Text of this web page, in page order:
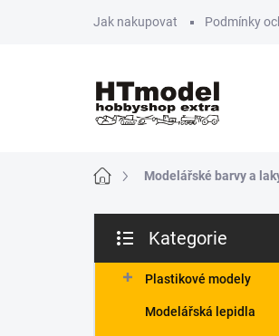
Jak nakupovat Podmínky
Domů Modelářské barvy a
s
kategorie
Kategorie
Plastikové modely
Modelářská lepidla